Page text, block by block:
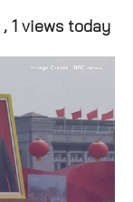
, 1 views today